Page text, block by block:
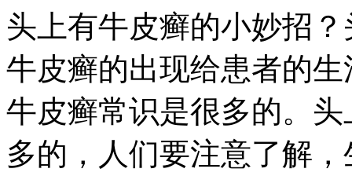
头上有牛皮癣的小妙招
牛皮癣的出现给患者的
牛皮癣常识是很多的。
多的，人们要注意了解